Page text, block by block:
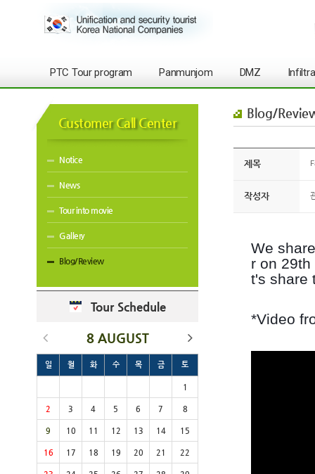
PTC Tour program Panmunjom DMZ
Customer Call Center
Notice
News
Tour into movie
Gallery
Blog/Review
Tour Schedule
8 AUGUST
일 월 화 수 목 금 토
1
2 3 4 5 6 7 8
9 10 11 12 13 14 15
16 17 18 19 20 21 22
Blog/
제목
작성자
We
r on
t's share
*Video